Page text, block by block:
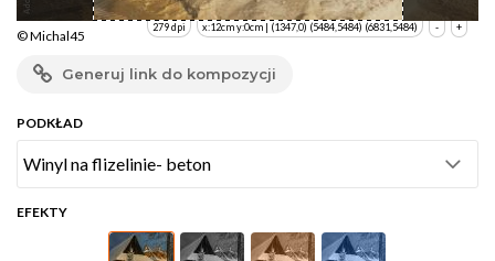
+
-
x:12cm y:0cm | (1347,0) (5484,5484) (6831,5484)
279 dpi
© Michal45
Generuj link do kompozycji
PODKŁAD
EFEKTY